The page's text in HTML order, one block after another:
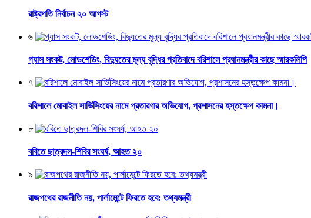
রাষ্ট্রপতি নির্বাচন ২০ আগস্ট
৬
গ্যাস সংকট, লোডশেডিং, বিদ্যুতের মূল্য বৃদ্ধির প্রতিবাদে বরিশালে প্রধানমন্ত্রীর কাছে স্মারকলিপি
৭
বরিশালে মোবাইল সার্ভিসিংয়ের নামে প্রতারণার অভিযোগ, প্রশাসনের হস্তক্ষেপ কামনা।
৮
ববিতে ছাত্রদল-শিবির সংঘর্ষ, আহত ২০
৯
রাজপথের রাজনীতি নয়, পার্লামেন্টে ফিরতে হবে: তথ্যমন্ত্রী